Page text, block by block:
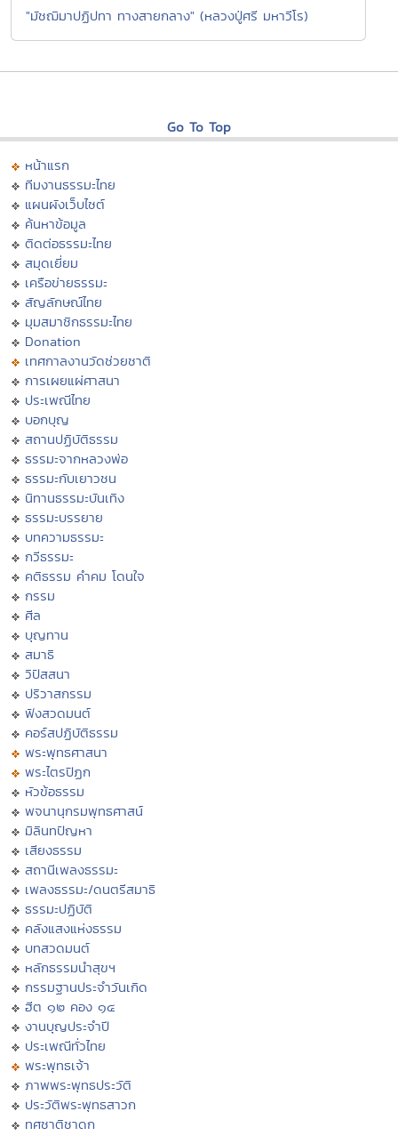
"มัชฌิมาปฏิปทา ทางสายกลาง" (หลวงปู่ศรี มหาวีโร)
Go To Top
หน้าแรก
ทีมงานธรรมะไทย
แผนผังเว็บไซต์
ค้นหาข้อมูล
ติดต่อธรรมะไทย
สมุดเยี่ยม
เครือข่ายธรรมะ
สัญลักษณ์ไทย
มุมสมาชิกธรรมะไทย
Donation
เทศกาลงานวัดช่วยชาติ
การเผยแผ่ศาสนา
ประเพณีไทย
บอกบุญ
สถานปฏิบัติธรรม
ธรรมะจากหลวงพ่อ
ธรรมะกับเยาวชน
นิทานธรรมะบันเทิง
ธรรมะบรรยาย
บทความธรรมะ
กวีธรรมะ
คติธรรม คำคม โดนใจ
กรรม
ศีล
บุญทาน
สมาธิ
วิปัสสนา
ปริวาสกรรม
ฟังสวดมนต์
คอร์สปฏิบัติธรรม
พระพุทธศาสนา
พระไตรปิฏก
หัวข้อธรรม
พจนานุกรมพุทธศาสน์
มิลินทปัญหา
เสียงธรรม
สถานีเพลงธรรมะ
เพลงธรรมะ/ดนตรีสมาธิ
ธรรมะปฏิบัติ
คลังแสงแห่งธรรม
บทสวดมนต์
หลักธรรมนำสุขฯ
กรรมฐานประจำวันเกิด
ฮีต ๑๒ คอง ๑๔
งานบุญประจำปี
ประเพณีทั่วไทย
พระพุทธเจ้า
ภาพพระพุทธประวัติ
ประวัติพระพุทธสาวก
ทศชาติชาดก